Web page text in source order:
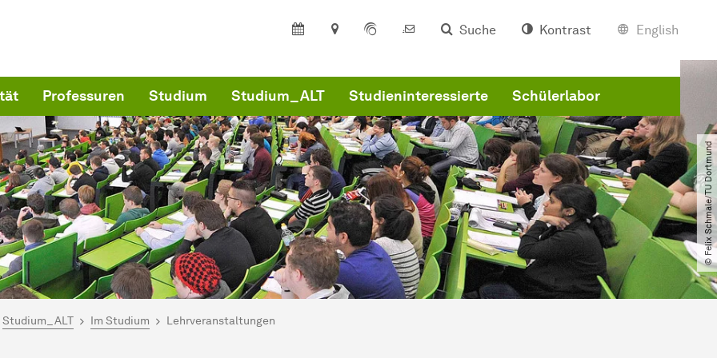
Suche Kontrast English
Professuren Studium Studium_ALT Studieninteressierte Schülerlabor
© Felix Schmale​/​TU Dortmund
hier:
Studium_ALT Im Studium Lehrveranstaltungen